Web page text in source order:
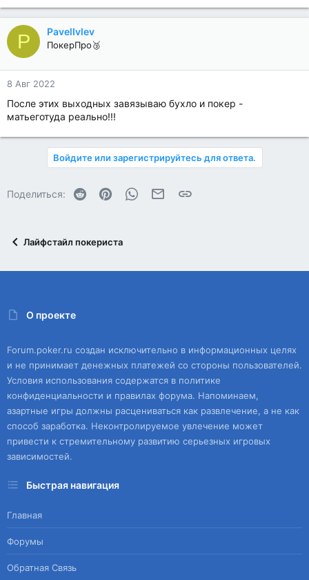
P PavelIvlev
ПокерПро🥉
8 Авг 2022
После этих выходных завязываю бухло и покер -
матьеготуда реально!!!
Войдите или зарегистрируйтесь для ответа.
Поделиться: Reddit PinterestWhatsAppЭлектронная почта
Ссылка
Лайфстайл покериста
О проекте
Forum.poker.ru создан исключительно в информационных целях
и не принимает денежных платежей со стороны пользователей.
Условия использования содержатся в политике
конфиденциальности и правилах форума. Напоминаем,
азартные игры должны расцениваться как развлечение, а не как
способ заработка. Неконтролируемое увлечение может
привести к стремительному развитию серьезных игровых
зависимостей.
Быстрая навигация
Главная
Форумы
Обратная Связь